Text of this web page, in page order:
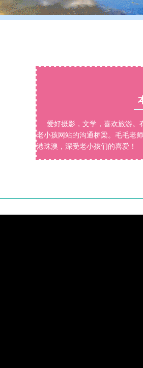
爱好摄影，文学，喜欢旅游
老小孩网站的沟通桥梁。毛毛老
港珠澳，深受老小孩们的喜爱！